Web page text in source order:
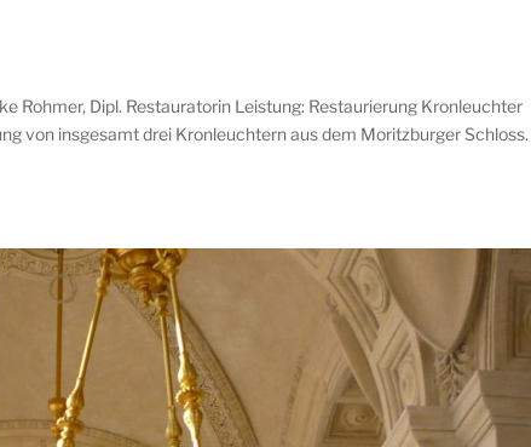
Rohmer, Dipl. Restauratorin Leistung: Restaurierung Kronleuchter
von insgesamt drei Kronleuchtern aus dem Moritzburger Schloss.